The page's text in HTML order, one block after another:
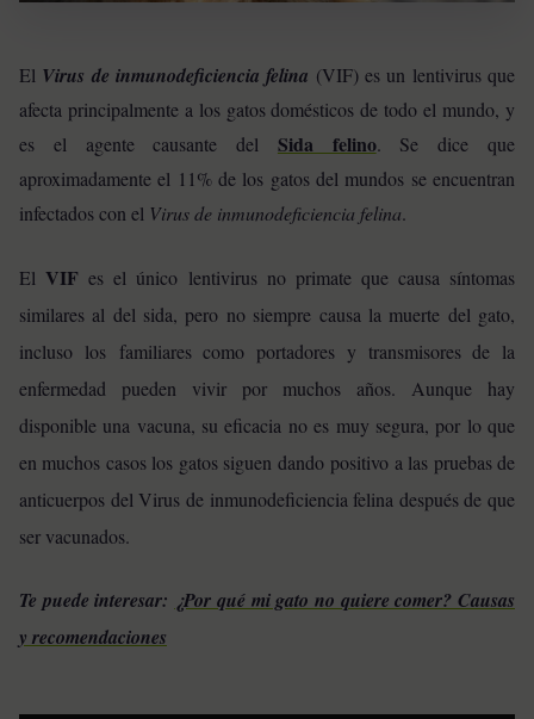
El Virus de inmunodeficiencia felina (VIF) es un lentivirus que
afecta principalmente a los gatos domésticos de todo el mundo, y
es el agente causante del Sida felino. Se dice que
aproximadamente el 11% de los gatos del mundos se encuentran
infectados con el Virus de inmunodeficiencia felina.
ElVIF es el único lentivirus no primate que causa síntomas
similares al del sida, pero no siempre causa la muerte del gato,
incluso los familiares como portadores y transmisores de la
enfermedad pueden vivir por muchos años. Aunque hay
disponible una vacuna, su eficacia no es muy segura, por lo que
en muchos casos los gatos siguen dando positivo a las pruebas de
anticuerpos del Virus de inmunodeficiencia felina después de que
ser vacunados.
Te puede interesar: ¿Por qué mi gato no quiere comer? Causas
y recomendaciones